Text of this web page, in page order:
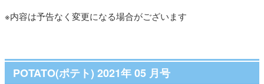
※内容は予告なく変更になる場合がございます
POTATO(ポテト) 2021年 05 月号